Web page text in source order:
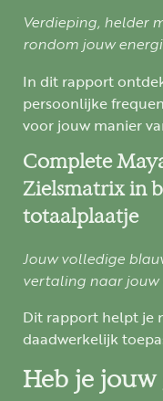
Verdieping, helder
rondom jouw
In dit rapport
persoonlijke
voor jouw manier
Complete
Zielsmatrix in
totaalplaatje
Jouw volledige
vertaling naar jouw
Dit rapport helpt je
daadwerkelijk
Heb je